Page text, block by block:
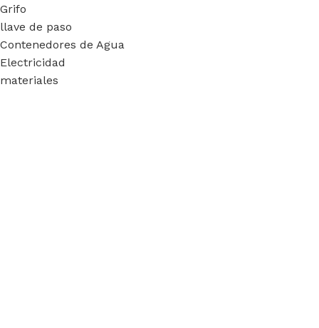
Grifo
llave de paso
Contenedores de Agua
Electricidad
materiales